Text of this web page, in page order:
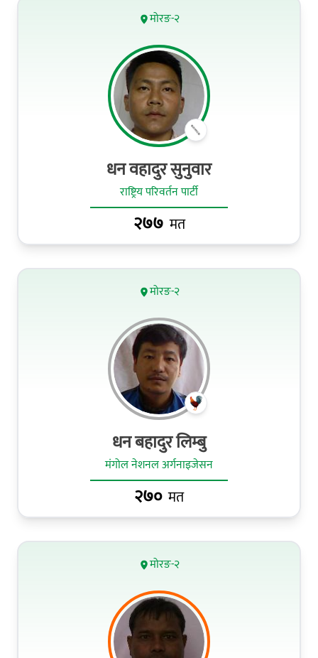
मोरङ-२
धन वहादुर सुनुवार
राष्ट्रिय परिवर्तन पार्टी
२७७ मत
मोरङ-२
धन बहादुर लिम्बु
मंगोल नेशनल अर्गनाइजेसन
२७० मत
मोरङ-२